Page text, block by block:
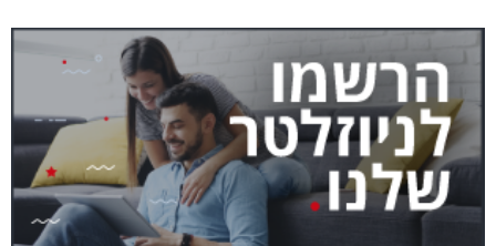
ניוזלטרים
מייל
אדום